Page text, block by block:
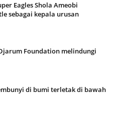
Eagles Shola Ameobi
sebagai kepala urusan
Foundation melindungi
di bumi terletak di bawah